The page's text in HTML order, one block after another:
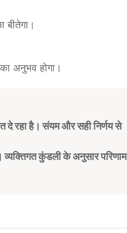
अनुभव होगा।
रहा है। संयम और सही निर्णय से
व्यक्तिगत कुंडली के अनुसार परिणाम